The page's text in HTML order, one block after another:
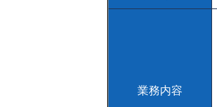
業務内容